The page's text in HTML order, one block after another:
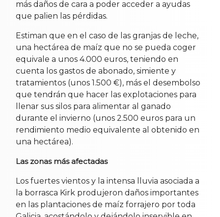
más daños de cara a poder acceder a ayudas
que palien las pérdidas.
Estiman que en el caso de las granjas de leche,
una hectárea de maíz que no se pueda coger
equivale a unos 4.000 euros, teniendo en
cuenta los gastos de abonado, simiente y
tratamientos (unos 1.500 €), más el desembolso
que tendrán que hacer las explotaciones para
llenar sus silos para alimentar al ganado
durante el invierno (unos 2.500 euros para un
rendimiento medio equivalente al obtenido en
una hectárea).
Las zonas más afectadas
Los fuertes vientos y la intensa lluvia asociada a
la borrasca Kirk produjeron daños importantes
en las plantaciones de maíz forrajero por toda